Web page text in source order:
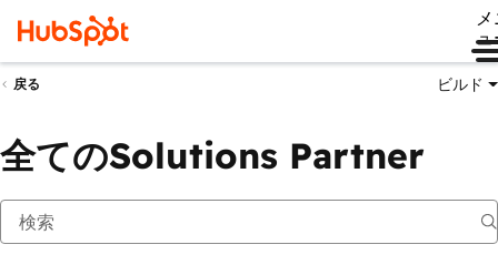
ュ
戻る ビルド
全てのSolutions Partner